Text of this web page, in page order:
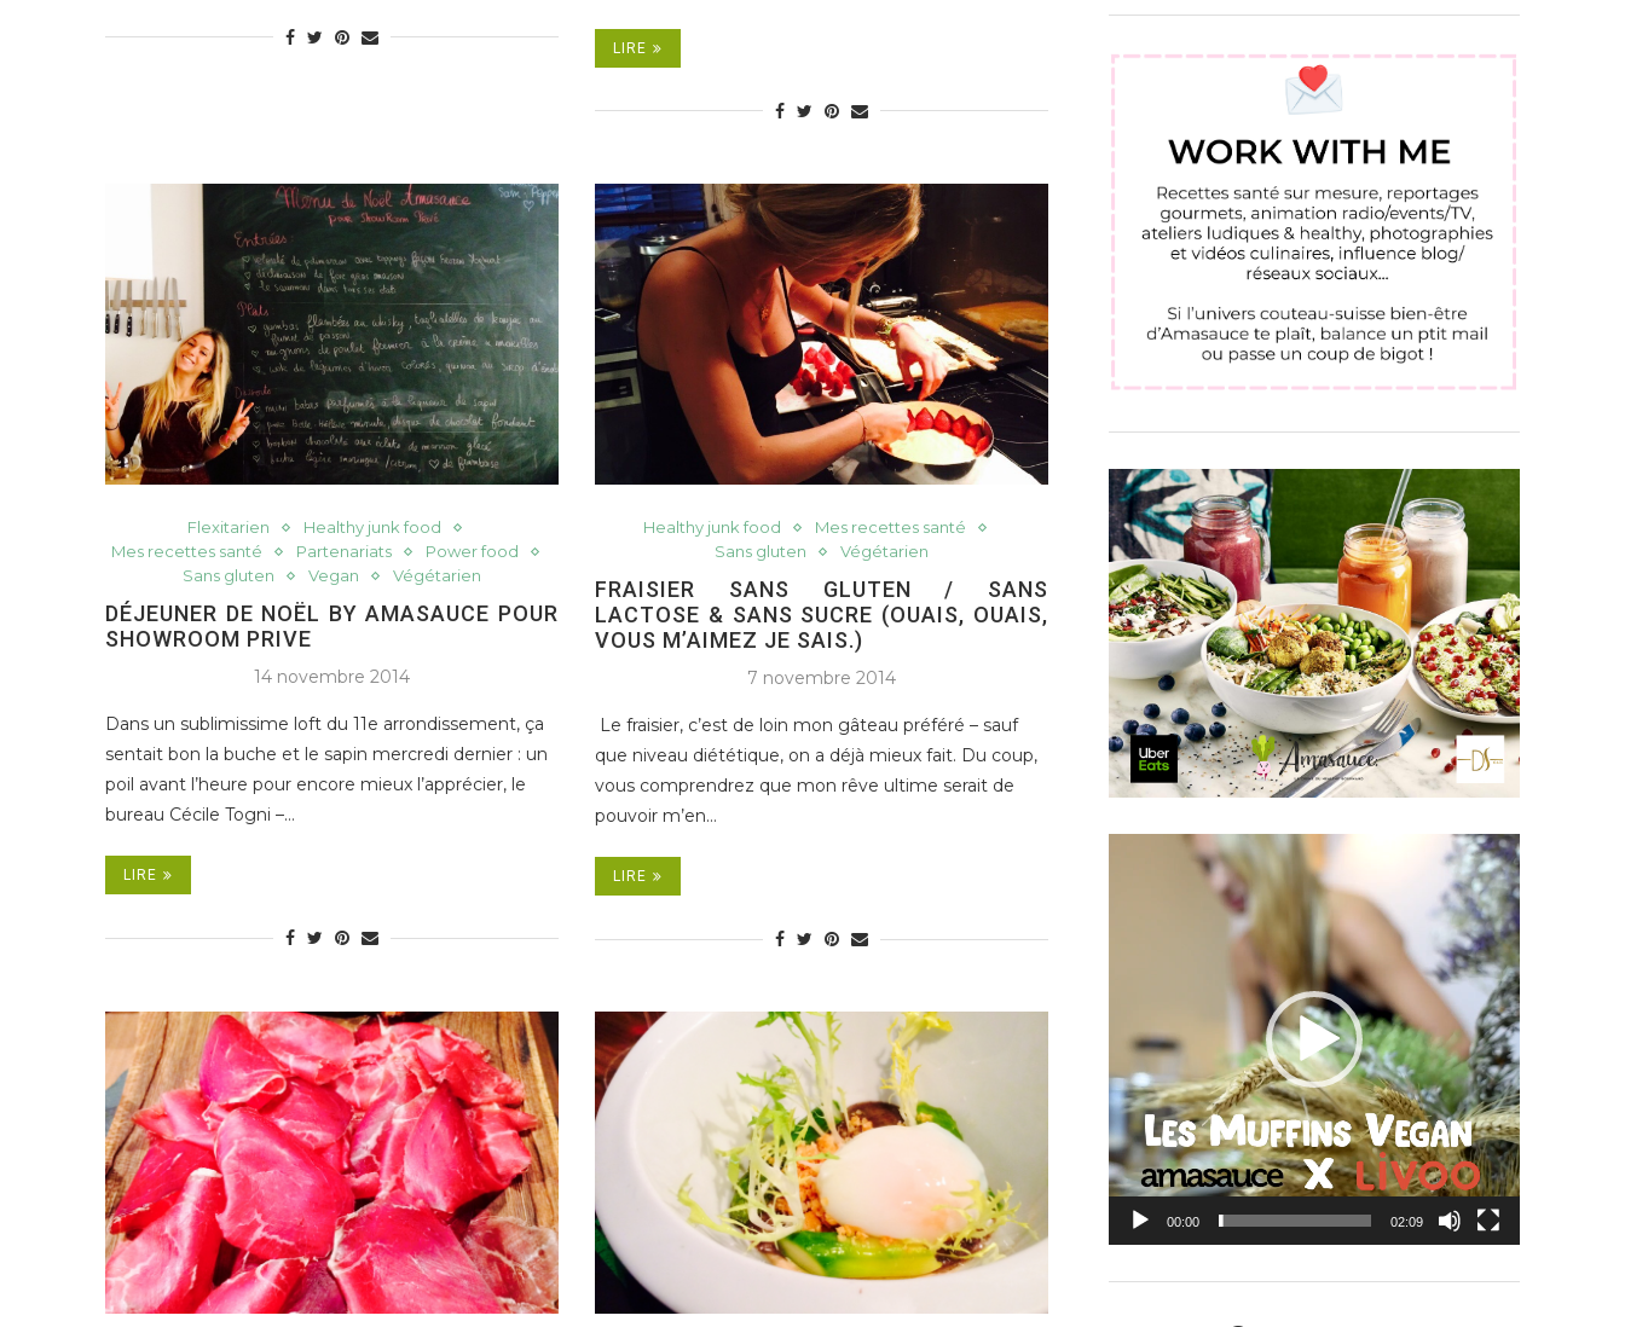
LIRE
Flexitarien
Healthy junk food
Mes recettes santé
Partenariats
Power food
Sans gluten
Vegan Végétarien
DÉJEUNER DE NOËL BY AMASAUCE POUR
SHOWROOM PRIVE
14 novembre 2014
Dans un sublimissime loft du 11e arrondissement, ça
sentait bon la buche et le sapin mercredi dernier : un
poil avant l’heure pour encore mieux l’apprécier, le
bureau Cécile Togni –…
LIRE
Healthy junk food
Mes recettes santé
Sans gluten
Végétarien
FRAISIER SANS GLUTEN / SANS
LACTOSE & SANS SUCRE (OUAIS, OUAIS,
VOUS M’AIMEZ JE SAIS.)
7 novembre 2014
Le fraisier, c’est de loin mon gâteau préféré – sauf
que niveau diététique, on a déjà mieux fait. Du coup,
vous comprendrez que mon rêve ultime serait de
pouvoir m’en…
LIRE
00:00 02:09